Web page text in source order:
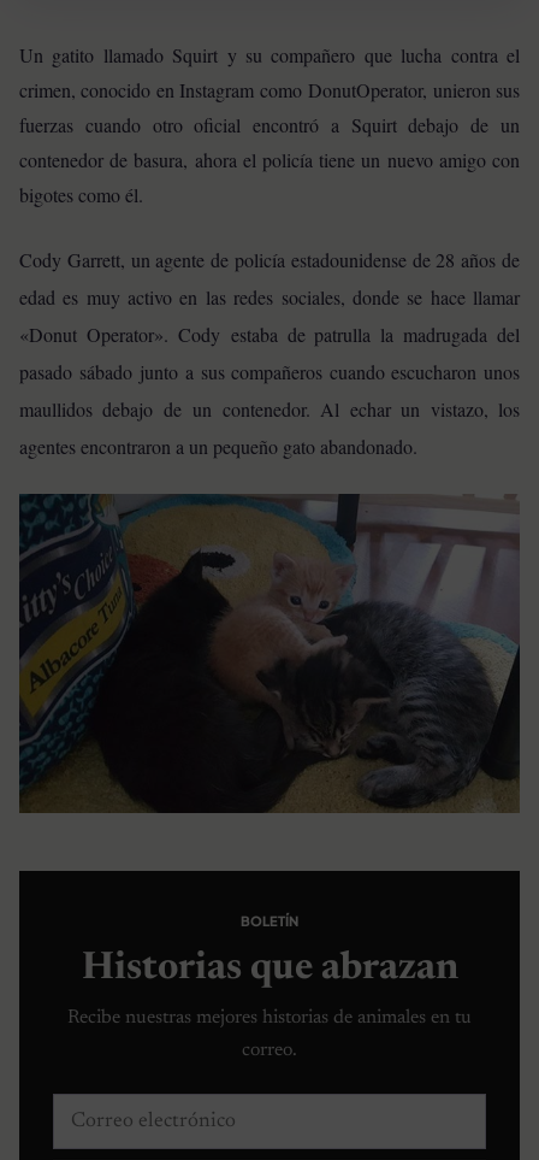
Un gatito llamado Squirt y su compañero que lucha contra el
crimen, conocido en Instagram como DonutOperator, unieron sus
fuerzas cuando otro oficial encontró a Squirt debajo de un
contenedor de basura, ahora el policía tiene un nuevo amigo con
bigotes como él.
Cody Garrett, un agente de policía estadounidense de 28 años de
edad es muy activo en las redes sociales, donde se hace llamar
«Donut Operator». Cody estaba de patrulla la madrugada del
pasado sábado junto a sus compañeros cuando escucharon unos
maullidos debajo de un contenedor. Al echar un vistazo, los
agentes encontraron a un pequeño gato abandonado.
BOLETÍN
Historias que abrazan
Recibe nuestras mejores historias de animales en tu
correo.
Correo electrónico